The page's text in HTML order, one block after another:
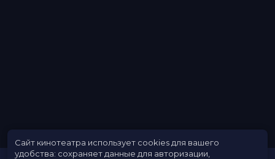
Сайт кинотеатра использует cookies для вашего
удобства: сохраняет данные для авторизации,